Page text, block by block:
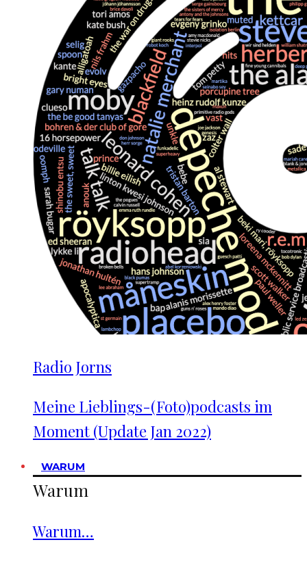
Radio Jorns
Meine Lieblings-(Foto)podcasts im
Moment (Update Jan 2022)
WARUM
Warum
Warum…